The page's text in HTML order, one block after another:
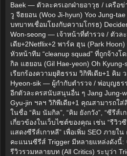
Baek — ตัวละครเอกฝ่ายอาวุธ / เครือข่
วู จีฮยอน (Woo Ji-hyun) Yoo Jung-
บทบาทเชื่อมโยงกับความโกรธ)
Won-seong — เจ้าหน้าที่ตำรวจ / ตัว
เดีย+2Netflix+2 พาร์ค ฮุน (Park
หัวหน้าทีม “cleanup squad” ที่ถูกจ้างโ
กิล แฮยอน (Gil Hae-yeon) Oh
เรียกร้องความยุติธรรม วิกิพีเดีย+1 คิม
Hyeon-sik — ผู้กำกับตำรวจ / พ่อบุญธร
อีกตัวละครสนับสนุนอื่น ๆ Jang Jung-
Gyu-jin ฯลฯ วิกิพีเดีย+1 คุณสามารถใส่
ในชื่อ “คิม นัมกิล”, “คิม ยังกวัง”, “ซีรีส์
เกี่ยวข้องในเว็บไซต์ของคุณ เช่น “รีวิว
แสดงซีรีส์เกาหลี” เพื่อเพิ่ม SEO ภายใ
คะแนนซีรีส์ Trigger มีหลายแหล่งดังนี้:
รีวิวรวมหลายบท (All Critics) ระบุว่า